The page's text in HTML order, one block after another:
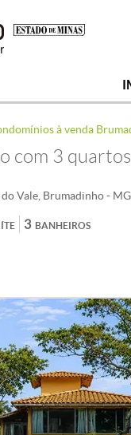
à venda
com 3
Vale, Brumadinho - MG
BANHEIROS
3